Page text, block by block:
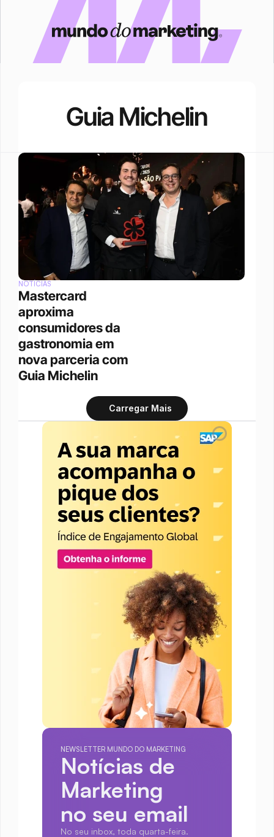
Guia Michelin
NOTÍCIAS
Mastercard
aproxima
consumidores da
gastronomia em
nova parceria com
Guia Michelin
Carregar Mais
NEWSLETTER MUNDO DO MARKETING
Notícias de
Marketing
no seu email
No seu inbox, toda quarta-feira.